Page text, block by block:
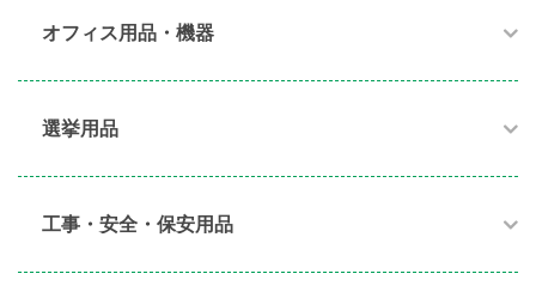
オフィス用品・機器​
選挙用品
工事・安全・保安用品